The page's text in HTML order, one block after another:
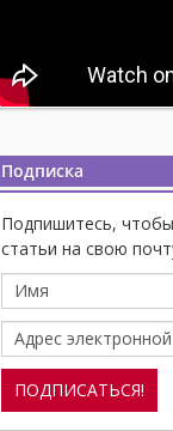
Подписка
Подпишитесь,
статьи на свою